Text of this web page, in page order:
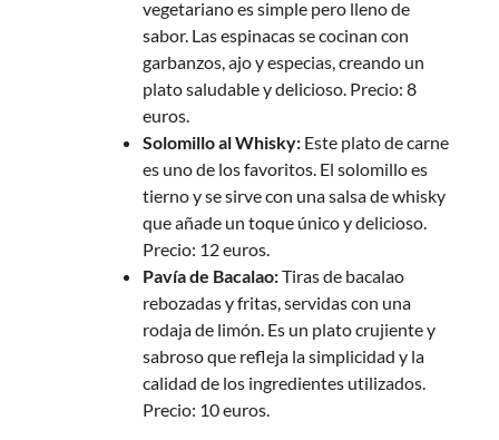
vegetariano es simple pero lleno de
sabor. Las espinacas se cocinan con
garbanzos, ajo y especias, creando un
plato saludable y delicioso. Precio: 8
euros.
Solomillo al Whisky: Este plato de carne
es uno de los favoritos. El solomillo es
tierno y se sirve con una salsa de whisky
que añade un toque único y delicioso.
Precio: 12 euros.
Pavía de Bacalao:Tiras de bacalao
rebozadas y fritas, servidas con una
rodaja de limón. Es un plato crujiente y
sabroso que refleja la simplicidad y la
calidad de los ingredientes utilizados.
Precio: 10 euros.